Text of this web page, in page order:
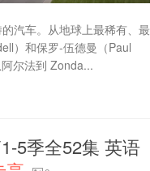
汽车。从地球上最稀有、最
）和保罗-伍德曼（Paul
尔法到 Zonda...
5季全52集 英语